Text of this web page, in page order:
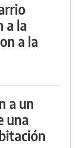
a la
a la
a un
una